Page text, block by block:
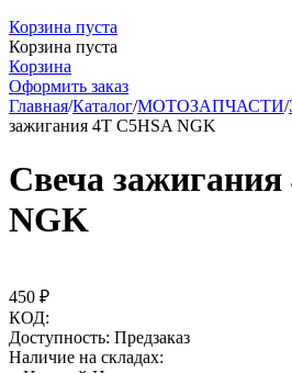
Корзина пуста
Корзина пуста
Корзина
Оформить заказ
Главная/Каталог/МОТОЗАПЧАСТИ/
зажигания 4Т C5HSA NGK
Свеча
NGK
450 ₽
КОД:
Доступность: Предзаказ
Наличие на складах: